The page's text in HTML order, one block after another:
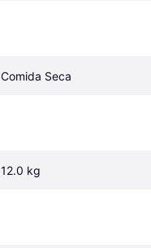
Comida Seca
12.0 kg